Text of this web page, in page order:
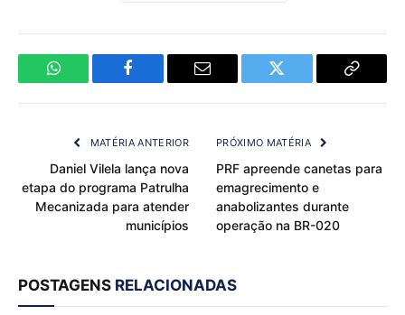
WhatsApp Facebook Email Twitter
Copy
MATÉRIA ANTERIOR
Daniel Vilela lança nova
etapa do programa Patrulha
Mecanizada para atender
municípios
PRÓXIMO MATÉRIA
PRF apreende canetas para
emagrecimento e
anabolizantes durante
operação na BR-020
POSTAGENS RELACIONADAS